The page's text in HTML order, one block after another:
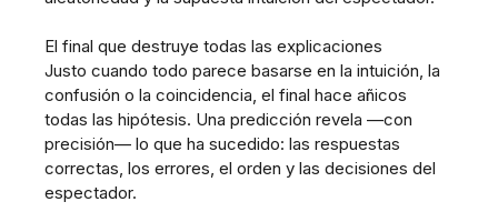
El final que destruye todas las explicaciones
Justo cuando todo parece basarse en la intuición, la
confusión o la coincidencia, el final hace añicos
todas las hipótesis. Una predicción revela —con
precisión— lo que ha sucedido: las respuestas
correctas, los errores, el orden y las decisiones del
espectador.